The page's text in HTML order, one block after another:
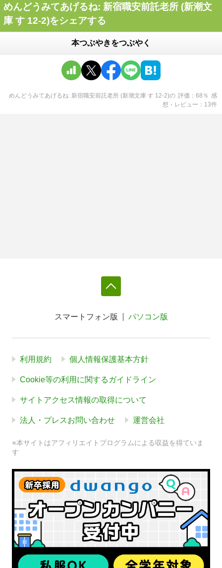
めんどうみてあげるね: 新宿職安前託老所 (新潮文
庫 す 12-2)をシェアする
本つぶやきをつぶやく
めんどうみてあげるね: 新宿職安前託老所 (新潮文庫 す 12-2)の 評価 68 ％ 感
想・レビュー
13件
スマートフォン版 パソコン版
利用規約 個人情報保護基本方針
Cookie等の利用に関するガイドライン
サイトアクセス情報の取得について
法人・プレスお問い合わせ 運営会社
※本サイトはアフィリエイトプログラムによる収益を得ていま
す